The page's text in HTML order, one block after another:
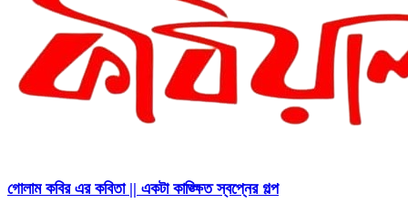
গোলাম কবির এর কবিতা || একটা কাঙ্ক্ষিত স্বপ্নের গল্প